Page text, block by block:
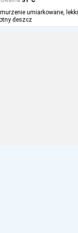
umiarkowane, lekki
deszcz